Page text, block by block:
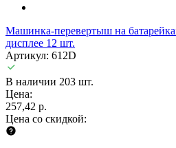
Машинка-перевертыш на
дисплее 12 шт.
Артикул: 612D
В наличии 203 шт.
Цена:
257,42 р.
Цена со скидкой: